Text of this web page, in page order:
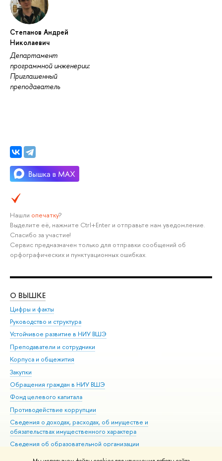
Степанов Андрей
Николаевич
Департамент
программной инженерии:
Приглашенный
преподаватель
Нашли опечатку?
Выделите её, нажмите Ctrl+Enter и отправьте нам уведомление.
Спасибо за участие!
Сервис предназначен только для отправки сообщений об
орфографических и пунктуационных ошибках.
О ВЫШКЕ
Цифры и факты
Руководство и структура
Устойчивое развитие в НИУ ВШЭ
Преподаватели и сотрудники
Корпуса и общежития
Закупки
Обращения граждан в НИУ ВШЭ
Фонд целевого капитала
Противодействие коррупции
Сведения о доходах, расходах, об имуществе и
обязательствах имущественного характера
Сведения об образовательной организации
Людям с ограниченными возможностями здоровья